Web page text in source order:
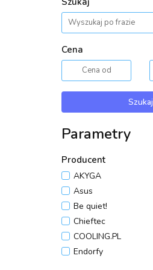
Cena
Szukaj
Parametry
Producent
AKYGA
Asus
Be quiet!
Chieftec
COOLING.PL
Endorfy